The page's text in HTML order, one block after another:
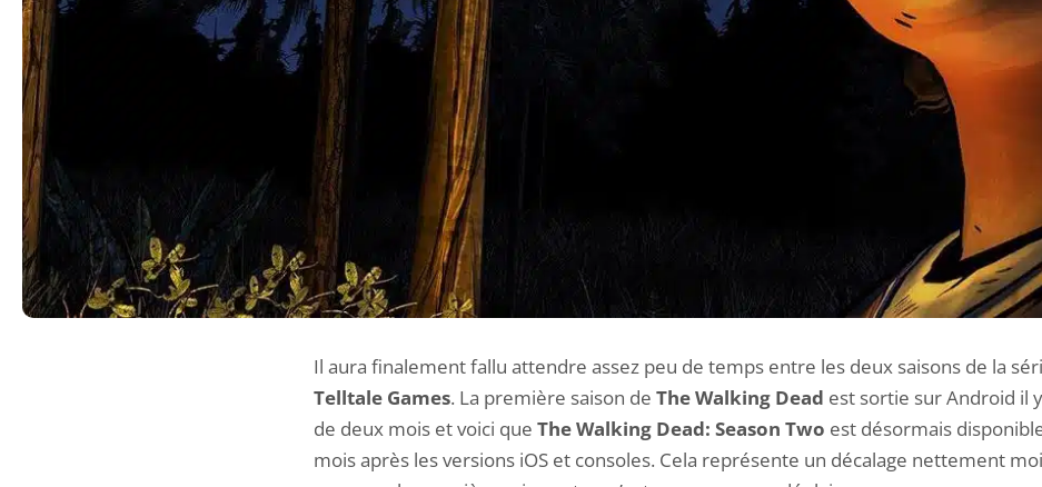
Il aura finalement fallu attendre assez peu de temps entre les deux saisons de la
Telltale Games. La première saison de The Walking Dead est sortie sur Android il
de deux mois et voici que The Walking Dead: Season Two est désormais
mois après les versions iOS et consoles. Cela représente un décalage nettement